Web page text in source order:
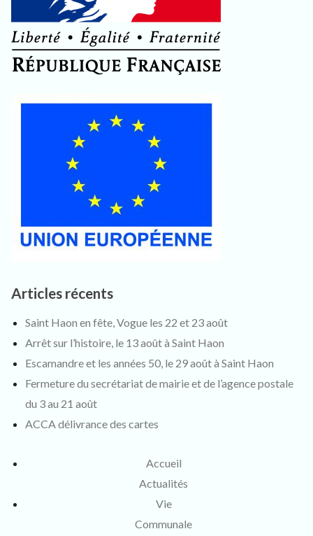
Articles récents
Saint Haon en fête, Vogue les 22 et 23 août
Arrêt sur l’histoire, le 13 août à Saint Haon
Escamandre et les années 50, le 29 août à Saint Haon
Fermeture du secrétariat de mairie et de l’agence postale
du 3 au 21 août
ACCA délivrance des cartes
Accueil
Actualités
Vie
Communale